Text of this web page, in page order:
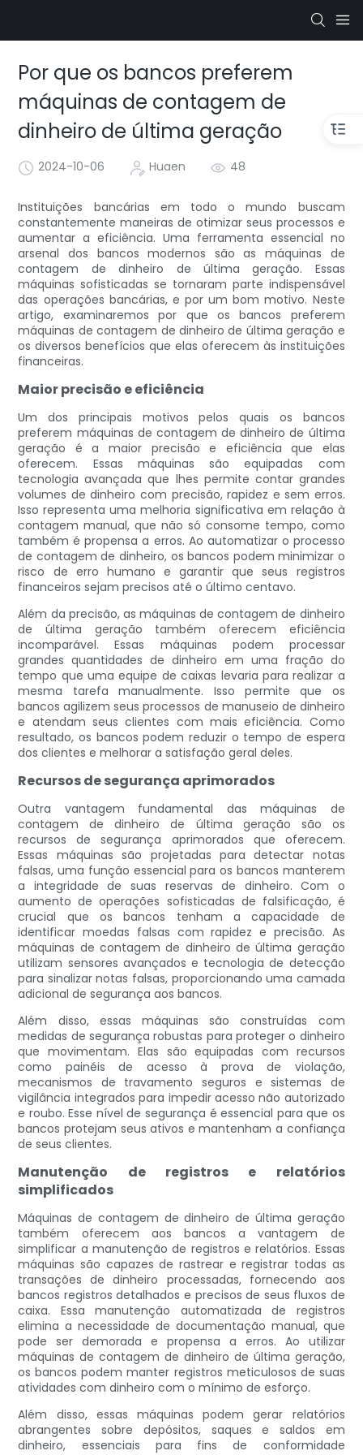
Por que os bancos preferem
máquinas de contagem de
dinheiro de última geração
2024-10-06 Huaen 48
Instituições bancárias em todo o mundo buscam
constantemente maneiras de otimizar seus processos e
aumentar a eficiência. Uma ferramenta essencial no
arsenal dos bancos modernos são as máquinas de
contagem de dinheiro de última geração. Essas
máquinas sofisticadas se tornaram parte indispensável
das operações bancárias, e por um bom motivo. Neste
artigo, examinaremos por que os bancos preferem
máquinas de contagem de dinheiro de última geração e
os diversos benefícios que elas oferecem às instituições
financeiras.
Maior precisão e eficiência
Um dos principais motivos pelos quais os bancos
preferem máquinas de contagem de dinheiro de última
geração é a maior precisão e eficiência que elas
oferecem. Essas máquinas são equipadas com
tecnologia avançada que lhes permite contar grandes
volumes de dinheiro com precisão, rapidez e sem erros.
Isso representa uma melhoria significativa em relação à
contagem manual, que não só consome tempo, como
também é propensa a erros. Ao automatizar o processo
de contagem de dinheiro, os bancos podem minimizar o
risco de erro humano e garantir que seus registros
financeiros sejam precisos até o último centavo.
Além da precisão, as máquinas de contagem de dinheiro
de última geração também oferecem eficiência
incomparável. Essas máquinas podem processar
grandes quantidades de dinheiro em uma fração do
tempo que uma equipe de caixas levaria para realizar a
mesma tarefa manualmente. Isso permite que os
bancos agilizem seus processos de manuseio de dinheiro
e atendam seus clientes com mais eficiência. Como
resultado, os bancos podem reduzir o tempo de espera
dos clientes e melhorar a satisfação geral deles.
Recursos de segurança aprimorados
Outra vantagem fundamental das máquinas de
contagem de dinheiro de última geração são os
recursos de segurança aprimorados que oferecem.
Essas máquinas são projetadas para detectar notas
falsas, uma função essencial para os bancos manterem
a integridade de suas reservas de dinheiro. Com o
aumento de operações sofisticadas de falsificação, é
crucial que os bancos tenham a capacidade de
identificar moedas falsas com rapidez e precisão. As
máquinas de contagem de dinheiro de última geração
utilizam sensores avançados e tecnologia de detecção
para sinalizar notas falsas, proporcionando uma camada
adicional de segurança aos bancos.
Além disso, essas máquinas são construídas com
medidas de segurança robustas para proteger o dinheiro
que movimentam. Elas são equipadas com recursos
como painéis de acesso à prova de violação,
mecanismos de travamento seguros e sistemas de
vigilância integrados para impedir acesso não autorizado
e roubo. Esse nível de segurança é essencial para que os
bancos protejam seus ativos e mantenham a confiança
de seus clientes.
Manutenção de registros e relatórios
simplificados
Máquinas de contagem de dinheiro de última geração
também oferecem aos bancos a vantagem de
simplificar a manutenção de registros e relatórios. Essas
máquinas são capazes de rastrear e registrar todas as
transações de dinheiro processadas, fornecendo aos
bancos registros detalhados e precisos de seus fluxos de
caixa. Essa manutenção automatizada de registros
elimina a necessidade de documentação manual, que
pode ser demorada e propensa a erros. Ao utilizar
máquinas de contagem de dinheiro de última geração,
os bancos podem manter registros meticulosos de suas
atividades com dinheiro com o mínimo de esforço.
Além disso, essas máquinas podem gerar relatórios
abrangentes sobre depósitos, saques e saldos em
dinheiro, essenciais para fins de conformidade